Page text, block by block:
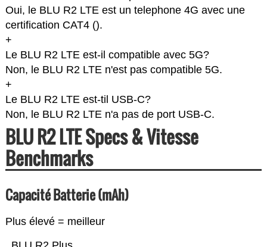
Oui, le BLU R2 LTE est un telephone 4G avec une
certification CAT4 ().
+
Le BLU R2 LTE est-il compatible avec 5G?
Non, le BLU R2 LTE n'est pas compatible 5G.
+
Le BLU R2 LTE est-til USB-C?
Non, le BLU R2 LTE n'a pas de port USB-C.
BLU R2 LTE Specs & Vitesse
Benchmarks
Capacité Batterie (mAh)
Plus élevé = meilleur